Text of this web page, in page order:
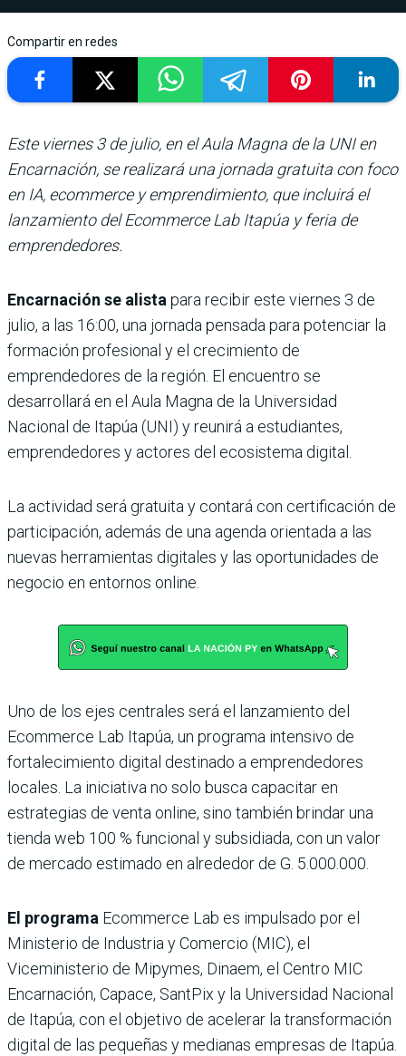
Compartir en redes
Este viernes 3 de julio, en el Aula Magna de la UNI en
Encarnación, se realizará una jornada gratuita con foco
en IA, ecommerce y emprendimiento, que incluirá el
lanzamiento del Ecommerce Lab Itapúa y feria de
emprendedores.
Encarnación se alistapara recibir este viernes 3 de
julio, a las 16:00, una jornada pensada para potenciar la
formación profesional y el crecimiento de
emprendedores de la región. El encuentro se
desarrollará en el Aula Magna de la Universidad
Nacional de Itapúa (UNI) y reunirá a estudiantes,
emprendedores y actores del ecosistema digital.
La actividad será gratuita y contará con certificación de
participación, además de una agenda orientada a las
nuevas herramientas digitales y las oportunidades de
negocio en entornos online.
Uno de los ejes centrales será el lanzamiento del
Ecommerce Lab Itapúa, un programa intensivo de
fortalecimiento digital destinado a emprendedores
locales. La iniciativa no solo busca capacitar en
estrategias de venta online, sino también brindar una
tienda web 100 % funcional y subsidiada, con un valor
de mercado estimado en alrededor de G. 5.000.000.
El programa Ecommerce Lab es impulsado por el
Ministerio de Industria y Comercio (MIC), el
Viceministerio de Mipymes, Dinaem, el Centro MIC
Encarnación, Capace, SantPix y la Universidad Nacional
de Itapúa, con el objetivo de acelerar la transformación
digital de las pequeñas y medianas empresas de Itapúa.